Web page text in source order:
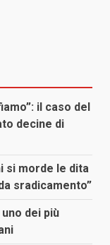
il caso del
decine di
si morde le dita
sradicamento”
dei più